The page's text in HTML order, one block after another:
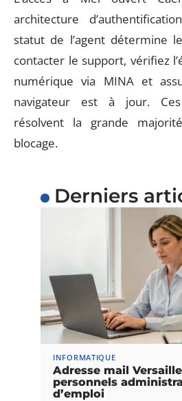
architecture
statut de l’agent détermine
contacter le support, vérifiez
numérique via MINA et
navigateur est à jour.
résolvent la grande
blocage.
Derniers
INFORMATIQUE
Adresse mail
personnels
d’emploi